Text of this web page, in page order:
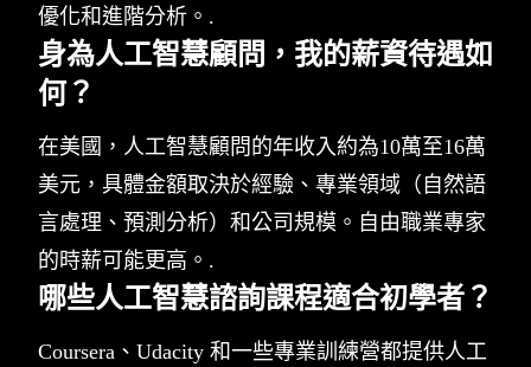
優化和進階分析。.
身為人工智慧顧問，我的薪資待遇如
何？
在美國，人工智慧顧問的年收入約為10萬至16萬
美元，具體金額取決於經驗、專業領域（自然語
言處理、預測分析）和公司規模。自由職業專家
的時薪可能更高。.
哪些人工智慧諮詢課程適合初學者？
Coursera、Udacity 和一些專業訓練營都提供人工